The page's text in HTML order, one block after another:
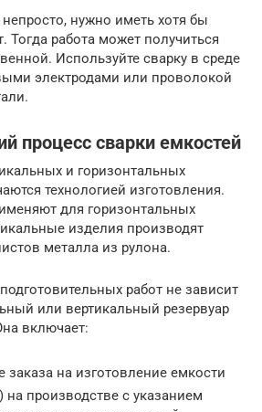
нужно иметь хотя бы
работа может получиться
Используйте сварку в среде
электродами или проволокой
процесс сварки емкостей
и горизонтальных
технологией изготовления.
для горизонтальных
изделия производят
металла из рулона.
работ не зависит
или вертикальный резервуар
включает:
на изготовление емкости
на производстве с указанием